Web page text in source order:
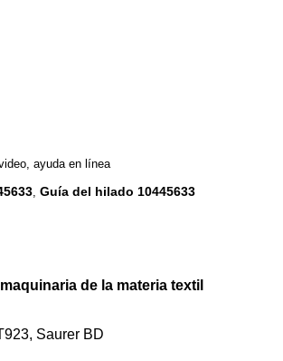
ayuda en línea
, Guía del hilado 10445633
de la materia textil
Saurer BD